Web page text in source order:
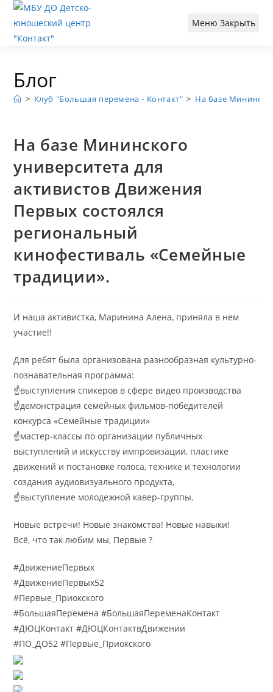
Перейти
содержимому
Меню Закрыть
Блог
> Клуб "Большая перемена - Контакт" > На базе
На базе Мининского
университета для
активистов Движения
Первых состоялся
региональный
кинофестиваль «Семейные
традиции».
И наша активистка, Маринина Алена, приняла в нем
участие!!
Для ребят была организована разнообразная культурно-
познавательная программа:
☝выступления спикеров в сфере видео производства
☝демонстрация семейных фильмов-победителей
конкурса «Семейные традиции»
☝мастер-классы по организации публичных
выступлений и искусству импровизации, пластике
движений и постановке голоса, технике и технологии
создания аудиовизуального продукта,
☝выступление молодежной кавер-группы.
Новые встречи! Новые знакомства! Новые навыки!
Всё, что так любим мы, Первые ?
#ДвижениеПервых
#ДвижениеПервых52
#Первые_Приокского
#БольшаяПеремена #БольшаяПеременаКонтакт
#ДЮЦКонтакт #ДЮЦКонтактвДвижении
#ПО_ДО52 #Первые_Приокского